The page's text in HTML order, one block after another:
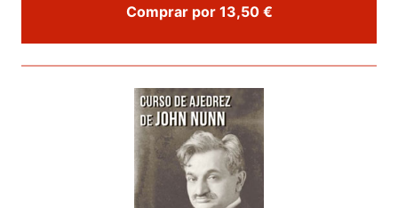
Comprar por 13,50 €